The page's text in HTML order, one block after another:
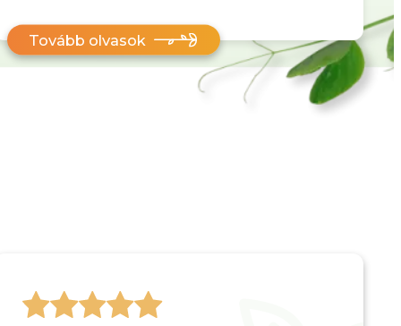
Tovább olvasok